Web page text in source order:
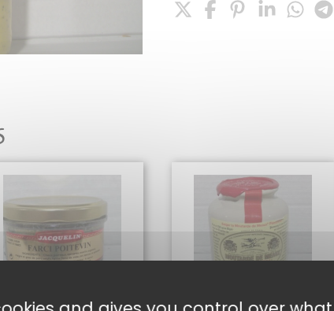
FARCI POITEVIN MOUTARDE DE MEAUX